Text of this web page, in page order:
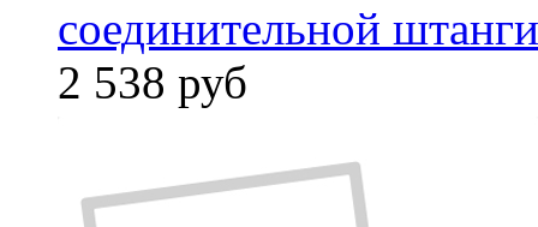
соединительной
2 538 руб